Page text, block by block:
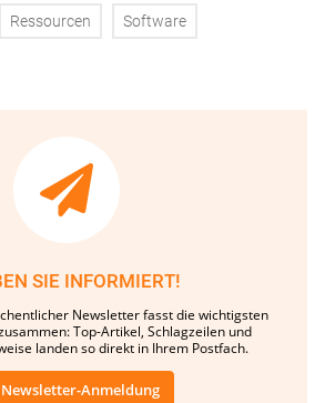
Ressourcen Software
SIE INFORMIERT!
Newsletter fasst die wichtigsten
Top-Artikel, Schlagzeilen und
landen so direkt in Ihrem Postfach.
Anmeldung